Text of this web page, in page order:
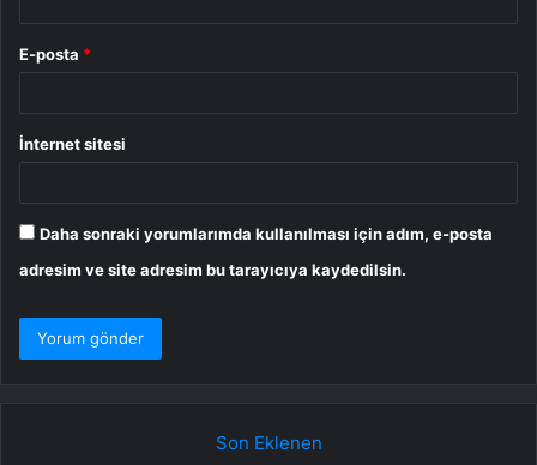
E-posta *
İnternet sitesi
Daha sonraki yorumlarımda kullanılması için adım, e-posta
adresim ve site adresim bu tarayıcıya kaydedilsin.
Son Eklenen